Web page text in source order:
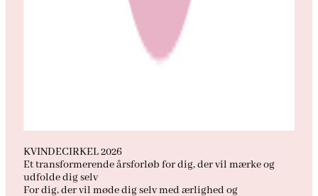
KVINDECIRKEL 2026
Et transformerende årsforløb for dig, der vil mærke og
udfolde dig selv
For dig, der vil møde dig selv med ærlighed og